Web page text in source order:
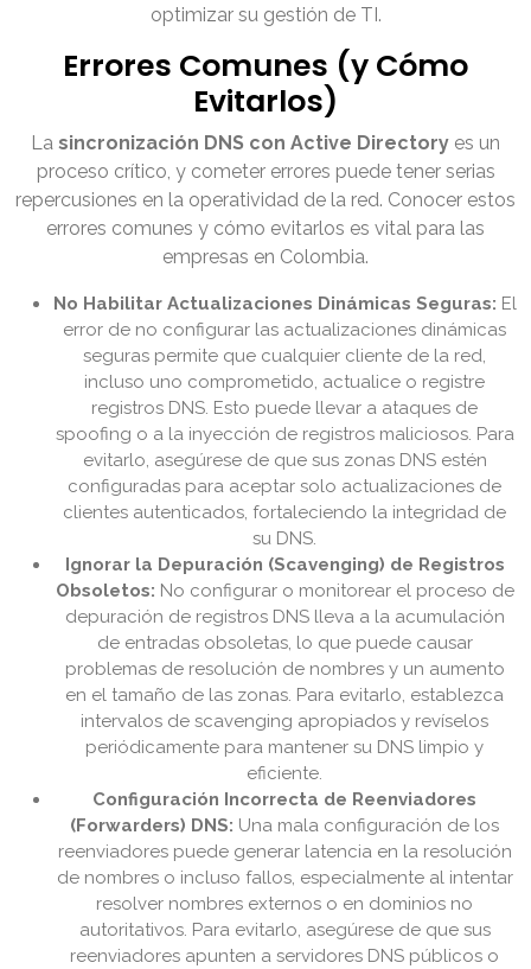
optimizar su gestión de TI.
Errores Comunes (y Cómo
Evitarlos)
La sincronización DNS con Active Directory es un
proceso crítico, y cometer errores puede tener serias
repercusiones en la operatividad de la red. Conocer estos
errores comunes y cómo evitarlos es vital para las
empresas en Colombia.
No Habilitar Actualizaciones Dinámicas Seguras: El
error de no configurar las actualizaciones dinámicas
seguras permite que cualquier cliente de la red,
incluso uno comprometido, actualice o registre
registros DNS. Esto puede llevar a ataques de
spoofing o a la inyección de registros maliciosos. Para
evitarlo, asegúrese de que sus zonas DNS estén
configuradas para aceptar solo actualizaciones de
clientes autenticados, fortaleciendo la integridad de
su DNS.
Ignorar la Depuración (Scavenging) de Registros
Obsoletos: No configurar o monitorear el proceso de
depuración de registros DNS lleva a la acumulación
de entradas obsoletas, lo que puede causar
problemas de resolución de nombres y un aumento
en el tamaño de las zonas. Para evitarlo, establezca
intervalos de scavenging apropiados y revíselos
periódicamente para mantener su DNS limpio y
eficiente.
Configuración Incorrecta de Reenviadores
(Forwarders) DNS: Una mala configuración de los
reenviadores puede generar latencia en la resolución
de nombres o incluso fallos, especialmente al intentar
resolver nombres externos o en dominios no
autoritativos. Para evitarlo, asegúrese de que sus
reenviadores apunten a servidores DNS públicos o